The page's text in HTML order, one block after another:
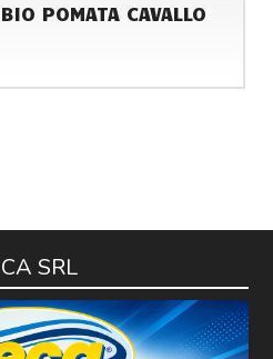
POMATA CAVALLO
SRL